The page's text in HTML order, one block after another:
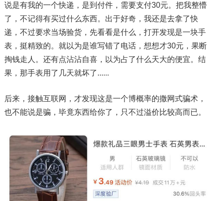
说是有我的一个快递，是到付件，需要支付30元。把我整懵
了，不记得有买过什么东西。出于好奇，我还是去拿了快
递，不过要求当场验货，先看看是什么，打开发现是一块手
表，挺精致的。就以为是谁写错了电话，想想才30元，果断
掏钱走人。还有点沾沾自喜，以为占了什么天大的便宜。结
果，那手表用了几天就坏了......
后来，接触互联网，才发现这是一个博概率的撒网式骗术，
也不能说是骗，毕竟东西给你了，只不过溢价比较高而已。